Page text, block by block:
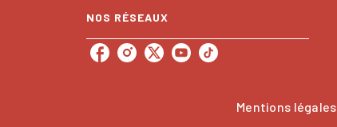
NOS RÉSEAUX
Mentions légales